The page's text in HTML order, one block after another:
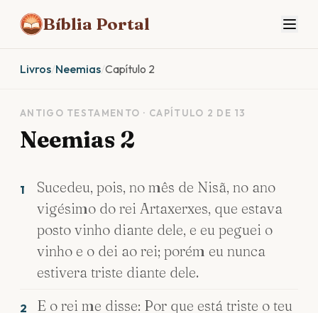
Bíblia Portal
Livros/Neemias/Capítulo 2
ANTIGO TESTAMENTO · CAPÍTULO 2 DE 13
Neemias 2
1
Sucedeu, pois, no mês de Nisã, no ano
vigésimo do rei Artaxerxes, que estava
posto vinho diante dele, e eu peguei o
vinho e o dei ao rei; porém eu nunca
estivera triste diante dele.
2
E o rei me disse: Por que está triste o teu